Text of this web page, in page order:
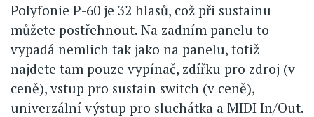
Polyfonie P-60 je 32 hlasů, což při sustainu
můžete postřehnout. Na zadním panelu to
vypadá nemlich tak jako na panelu, totiž
najdete tam pouze vypínač, zdířku pro zdroj (v
ceně), vstup pro sustain switch (v ceně),
univerzální výstup pro sluchátka a MIDI In/Out.